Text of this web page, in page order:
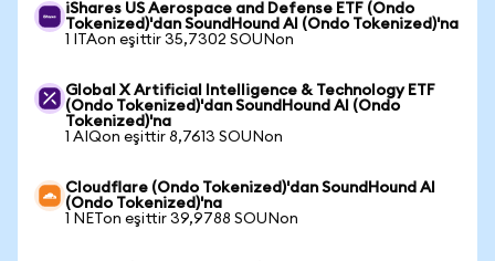
iShares US Aerospace and Defense ETF (Ondo
Tokenized)'dan SoundHound AI (Ondo Tokenized)'na
1 ITAon eşittir 35,7302 SOUNon
Global X Artificial Intelligence & Technology ETF
(Ondo Tokenized)'dan SoundHound AI (Ondo
Tokenized)'na
1 AIQon eşittir 8,7613 SOUNon
Cloudflare (Ondo Tokenized)'dan SoundHound AI
(Ondo Tokenized)'na
1 NETon eşittir 39,9788 SOUNon